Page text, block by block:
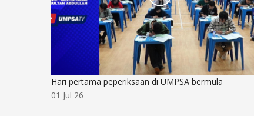
‘Pintu Belakang’ atau Salah Faham? Menyingkap Realiti
Kemasukan ke Universiti Awam